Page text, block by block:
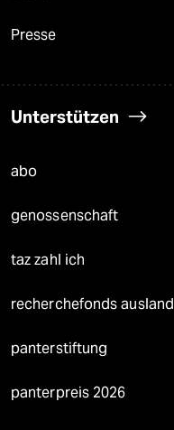
Presse
Unterstützen
abo
genossenschaft
taz zahl ich
recherchefonds ausland
panterstiftung
panterpreis 2026